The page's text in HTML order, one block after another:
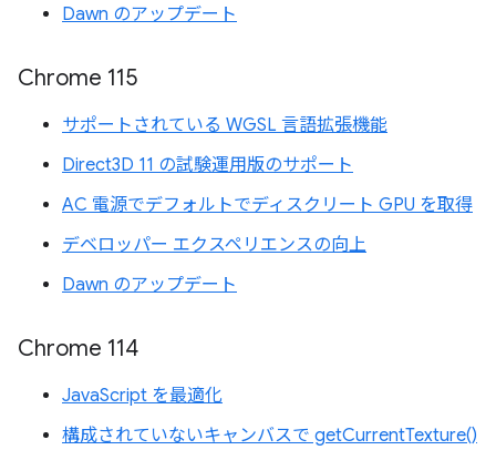
Dawn のアップデート
Chrome 115
サポートされている WGSL 言語拡張機能
Direct3D 11 の試験運用版のサポート
AC 電源でデフォルトでディスクリート GPU を取得
デベロッパー エクスペリエンスの向上
Dawn のアップデート
Chrome 114
JavaScript を最適化
構成されていないキャンバスで getCurrentTexture()